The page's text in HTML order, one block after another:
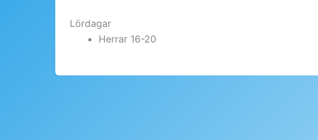
Lördagar
Herrar 16-20